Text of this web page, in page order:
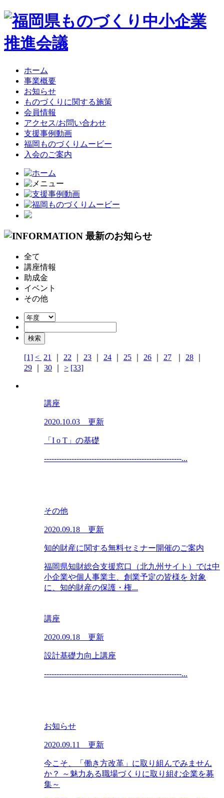
ホーム
事業概要
お知らせ
ものづくりに関する施策
会員情報
アクセス/お問い合わせ
支援事例動画
福岡ものづくりムービー
入会のご案内
全て
講座情報
助成金
イベント
その他
[1] < 21 22 23 24 25 26 27 28
29
30 > [33]
講座
2020.10.03 更新
「I o T」の基礎
-------------------------------------------------------...
その他
2020.09.18 更新
知的財産に関する無料セミナー開催のご案内
福岡県知財総合支援窓口（北九州サイト）では中
小企業や個人事業主、創業予定の皆様を 対象
に、知的財産の保護・権...
講座
2020.09.18 更新
設計基礎力向上講座
-------------------------------------------------------...
お知らせ
2020.09.11 更新
今こそ、「働き方改革」に取り組んでみません
か？ ～魅力ある職場づくりに取り組む企業を募
集～